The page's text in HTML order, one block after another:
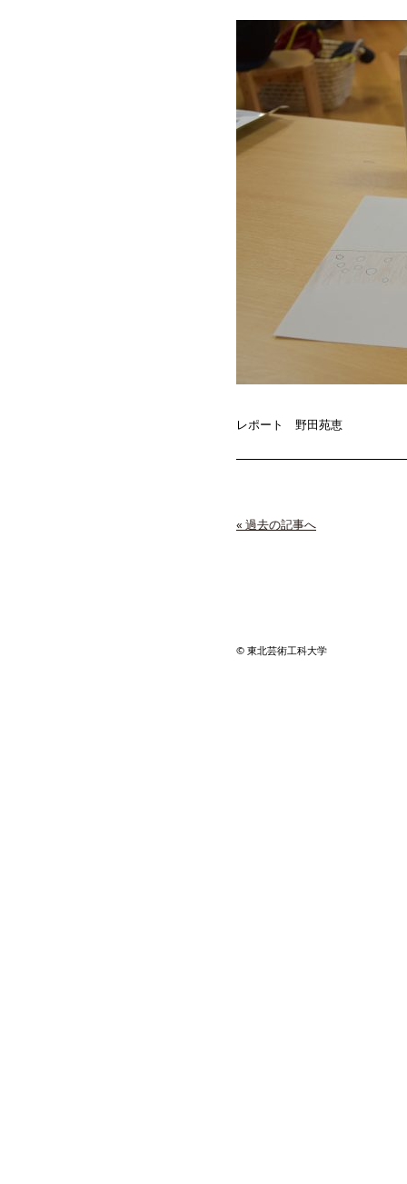
レポート 野田苑恵
« 過去の記事へ
© 東北芸術工科大学